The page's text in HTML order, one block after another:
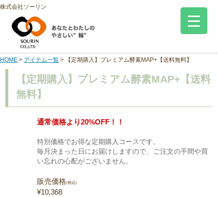
株式会社ソーリン
HOME > アイテム一覧 > 【定期購入】プレミアム酵素MAP+【送料無料】
【定期購入】プレミアム酵素MAP+【送料
無料】
通常価格より20%OFF！！
特別価格でお得な定期購入コースです。
毎月決まった日にお届けしますので、ご注文の手間や買
い忘れの心配がございません。
販売価格(税込)
¥10,368